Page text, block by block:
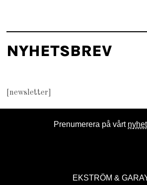
NYHETSBREV
[newsletter]
Prenumerera på vårt
EKSTRÖM &